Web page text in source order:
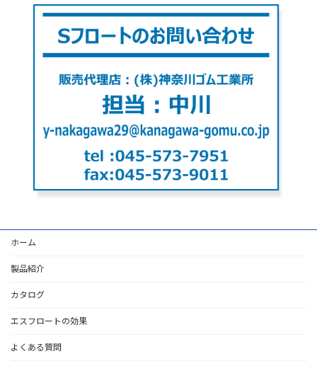
ホーム
製品紹介
カタログ
エスフロートの効果
よくある質問